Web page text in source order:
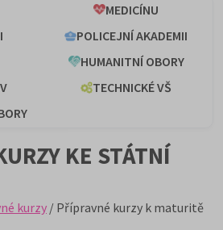
MEDICÍNU
POLICEJNÍ AKADEMII
HUMANITNÍ OBORY
TECHNICKÉ VŠ
KE STÁTNÍ
kurzy / Přípravné kurzy k maturitě